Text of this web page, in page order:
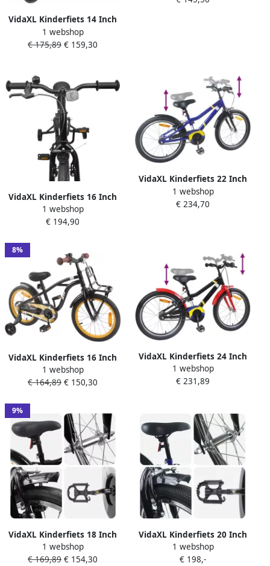
VidaXL Kinderfiets 14 Inch
voor 3-5 jaar oud Zwart
1 webshop
€ 175,89 € 159,30
VidaXL Kinderfiets 16 Inch
voor 4-6 jaar oud Zwart
1 webshop
€ 194,90
VidaXL Kinderfiets 22 Inch
voor 7-12 jaar oud Blauw
Zwart
1 webshop
€ 234,70
8%
VidaXL Kinderfiets 16 Inch
voor 4-6 jaar oud Zwart
1 webshop
€ 164,89 € 150,30
VidaXL Kinderfiets 24 Inch
voor 8-12 jaar oud Zwart
rood
1 webshop
€ 231,89
9%
VidaXL Kinderfiets 18 Inch
voor 5-7 jaar oud Zwart
1 webshop
€ 169,89 € 154,30
VidaXL Kinderfiets 20 Inch
voor 6-11 jaar oud Blauw
Zwart
1 webshop
€ 198,-